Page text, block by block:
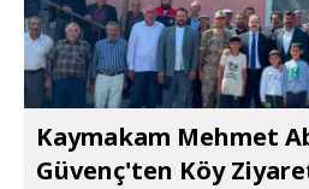
Kaymakam Mehmet
Güvenç'ten Köy